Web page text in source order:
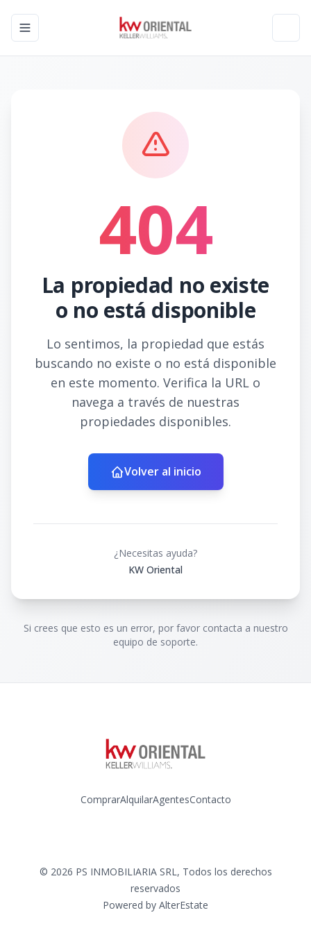
Toggle navigation menu
404
La propiedad no existe
o no está disponible
Lo sentimos, la propiedad que estás
buscando no existe o no está disponible
en este momento. Verifica la URL o
navega a través de nuestras
propiedades disponibles.
Volver al inicio
¿Necesitas ayuda?
KW Oriental
Si crees que esto es un error, por favor contacta a nuestro
equipo de soporte.
ComprarAlquilarAgentesContacto
© 2026 PS INMOBILIARIA SRL, Todos los derechos
reservados
Powered by AlterEstate